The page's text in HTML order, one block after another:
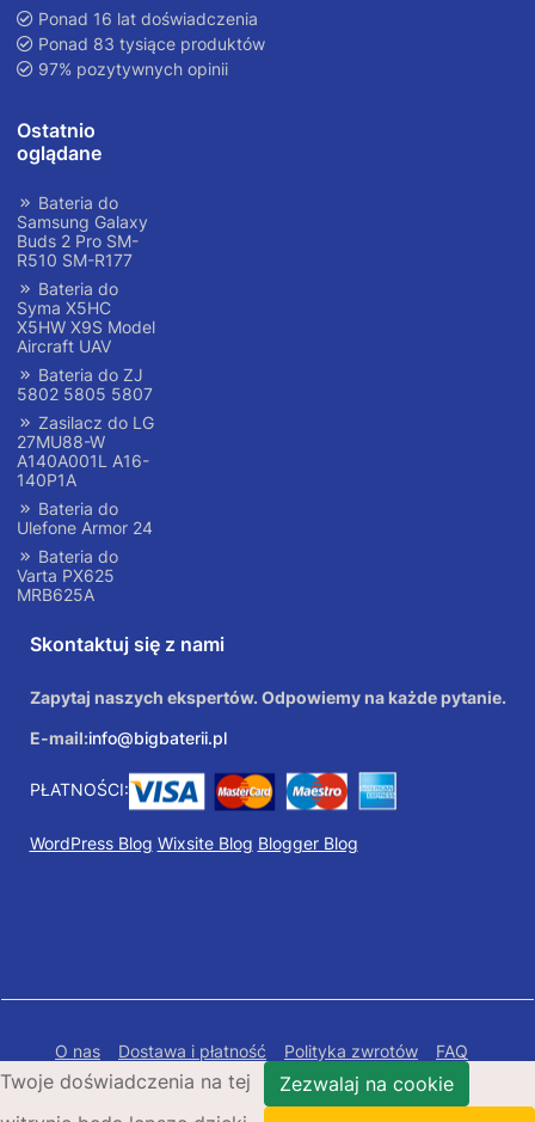
Ponad 16 lat doświadczenia
Ponad 83 tysiące produktów
97% pozytywnych opinii
Ostatnio
oglądane
Bateria do
Samsung Galaxy
Buds 2 Pro SM-
R510 SM-R177
Bateria do
Syma X5HC
X5HW X9S Model
Aircraft UAV
Bateria do ZJ
5802 5805 5807
Zasilacz do LG
27MU88-W
A140A001L A16-
140P1A
Bateria do
Ulefone Armor 24
Bateria do
Varta PX625
MRB625A
Skontaktuj się z nami
Zapytaj naszych ekspertów. Odpowiemy na każde pytanie.
E-mail:info@bigbaterii.pl
PŁATNOŚCI:
WordPress Blog Wixsite Blog Blogger Blog
O nas Dostawa i płatność Polityka zwrotów
FAQ
Polityka prywatności
Mapa Strony
Twoje doświadczenia na tej
Zezwalaj na cookie